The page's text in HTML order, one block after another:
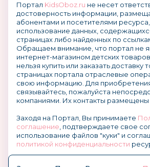
Портал KidsOboz.ru не несет
достоверность информации,
абонентами и посетителями
использование данных,
страницах либо найденных по
Обращаем внимание, что портал не
интернет-магазином детских
нельзя купить или заказать доставку
страницах портала отраслевые
свою информацию. Для
связывайтесь, пожалуйста
компаниями. Их контакты размещены
Заходя на Портал, Вы принимаете
соглашение , подтверждаете свое
использование файлов "куки" и
политикой конфиденциальности